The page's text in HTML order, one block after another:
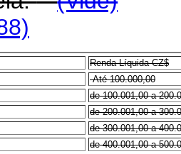
Renda Líquida CZ$
Até 100.000,00
de 100.001,00 a
de 200.001,00 a
de 300.001,00 a
de 400.001,00 a